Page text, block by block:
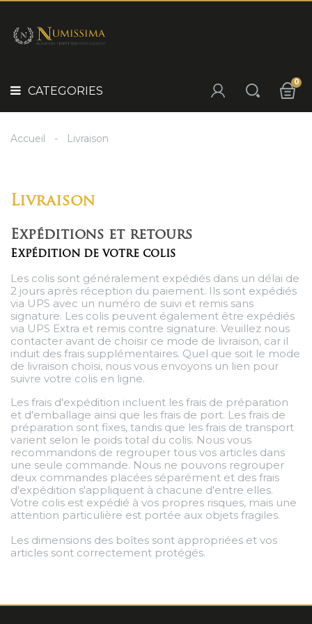
CATEGORIES
0
CATEGORIES
NOS
Accueil Livraison
Livraison
Expéditions et retours
Expédition de votre colis
Les colis sont généralement expédiés dans un délai de
2 jours après réception du paiement. Ils sont expédiés
via UPS avec un numéro de suivi et remis sans
signature. Les colis peuvent également être expédiés
via UPS Extra et remis contre signature. Veuillez nous
contacter avant de choisir ce mode de livraison, car il
induit des frais supplémentaires. Quel que soit le mode
de livraison choisi, nous vous envoyons un lien pour
suivre votre colis en ligne.
Les frais d'expédition incluent les frais de préparation
et d'emballage ainsi que les frais de port. Les frais de
préparation sont fixes, tandis que les frais de transport
varient selon le poids total du colis. Nous vous
recommandons de regrouper tous vos articles dans
une seule commande. Nous ne pouvons regrouper
deux commandes placées séparément et des frais
d'expédition s'appliquent à chacune d'entre elles.
Votre colis est expédié à vos propres risques, mais une
attention particulière est portée aux objets fragiles.
Les dimensions des boîtes sont appropriées et vos
articles sont correctement protégés.
Panneau de gestion des cookies